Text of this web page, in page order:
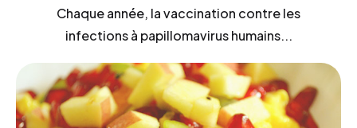
Chaque année, la vaccination contre les
infections à papillomavirus humains...